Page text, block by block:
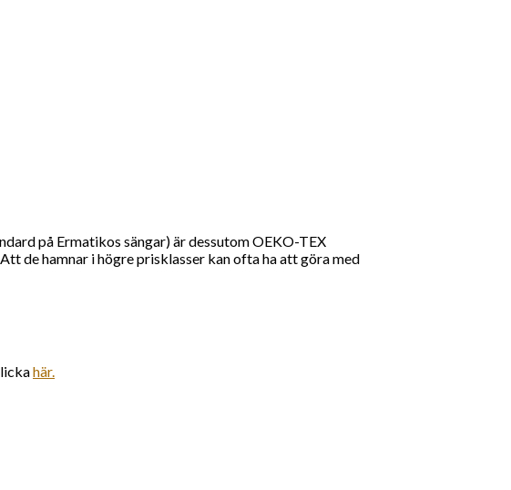
på Ermatikos sängar) är dessutom OEKO-TEX
de hamnar i högre prisklasser kan ofta ha att göra med
här.